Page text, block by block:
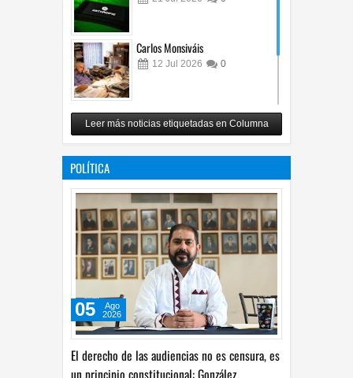
Carlos Monsiváis
12 Jul 2026 0
07 Jul 2026 0
Leer más noticias etiquetadas en Columna
POLÍTICA
El derecho de las audiencias no es censura, es
un principio constitucional: González
05
Ago
2026